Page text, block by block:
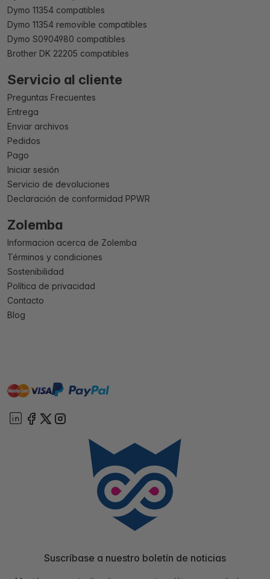
Dymo 11354 compatibles
Dymo 11354 removible compatibles
Dymo S0904980 compatibles
Brother DK 22205 compatibles
Servicio al cliente
Preguntas Frecuentes
Entrega
Enviar archivos
Pedidos
Pago
Iniciar sesión
Servicio de devoluciones
Declaración de conformidad PPWR
Zolemba
Informacion acerca de Zolemba
Términos y condiciones
Sostenibilidad
Política de privacidad
Contacto
Blog
mastervisa paypal
Suscríbase a nuestro boletín de noticias